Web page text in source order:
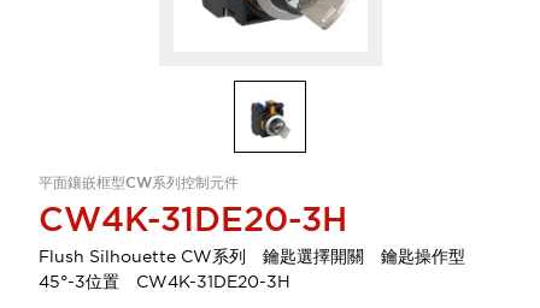
平面鑲嵌框型CW系列控制元件
CW4K-31DE20-3H
Flush Silhouette CW系列 鑰匙選擇開關 鑰匙操作型
45°-3位置 CW4K-31DE20-3H